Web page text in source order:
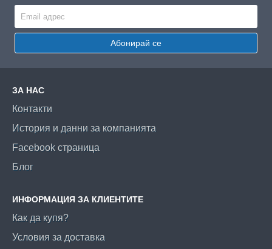
Абонирай се
ЗА НАС
Контакти
История и данни за компанията
Facebook страница
Блог
ИНФОРМАЦИЯ ЗА КЛИЕНТИТЕ
Как да купя?
Условия за доставка